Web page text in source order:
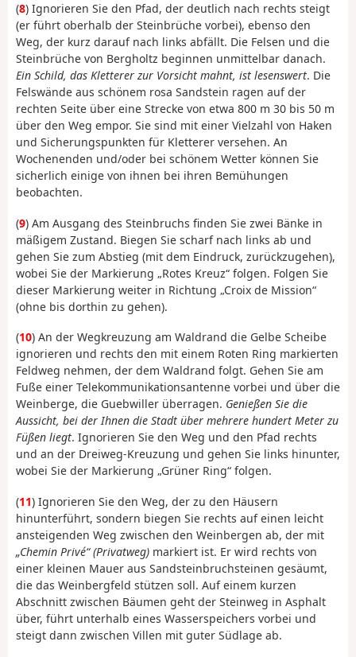
(8) Ignorieren Sie den Pfad, der deutlich nach rechts steigt
(er führt oberhalb der Steinbrüche vorbei), ebenso den
Weg, der kurz darauf nach links abfällt. Die Felsen und die
Steinbrüche von Bergholtz beginnen unmittelbar danach.
Ein Schild, das Kletterer zur Vorsicht mahnt, ist lesenswert. Die
Felswände aus schönem rosa Sandstein ragen auf der
rechten Seite über eine Strecke von etwa 800 m 30 bis 50 m
über den Weg empor. Sie sind mit einer Vielzahl von Haken
und Sicherungspunkten für Kletterer versehen. An
Wochenenden und/oder bei schönem Wetter können Sie
sicherlich einige von ihnen bei ihren Bemühungen
beobachten.
(9) Am Ausgang des Steinbruchs finden Sie zwei Bänke in
mäßigem Zustand. Biegen Sie scharf nach links ab und
gehen Sie zum Abstieg (mit dem Eindruck, zurückzugehen),
wobei Sie der Markierung „Rotes Kreuz“ folgen. Folgen Sie
dieser Markierung weiter in Richtung „Croix de Mission“
(ohne bis dorthin zu gehen).
(10) An der Wegkreuzung am Waldrand die Gelbe Scheibe
ignorieren und rechts den mit einem Roten Ring markierten
Feldweg nehmen, der dem Waldrand folgt. Gehen Sie am
Fuße einer Telekommunikationsantenne vorbei und über die
Weinberge, die Guebwiller überragen. Genießen Sie die
Aussicht, bei der Ihnen die Stadt über mehrere hundert Meter zu
Füßen liegt. Ignorieren Sie den Weg und den Pfad rechts
und an der Dreiweg-Kreuzung und gehen Sie links hinunter,
wobei Sie der Markierung „Grüner Ring“ folgen.
(11) Ignorieren Sie den Weg, der zu den Häusern
hinunterführt, sondern biegen Sie rechts auf einen leicht
ansteigenden Weg zwischen den Weinbergen ab, der mit
„Chemin Privé“ (Privatweg) markiert ist. Er wird rechts von
einer kleinen Mauer aus Sandsteinbruchsteinen gesäumt,
die das Weinbergfeld stützen soll. Auf einem kurzen
Abschnitt zwischen Bäumen geht der Steinweg in Asphalt
über, führt unterhalb eines Wasserspeichers vorbei und
steigt dann zwischen Villen mit guter Südlage ab.